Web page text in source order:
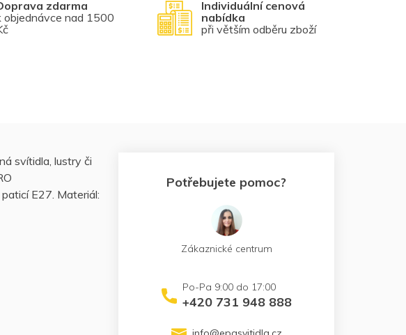
zdarma
objednávce nad 1500
Individuální cenová
nabídka
při větším odběru zboží
svítidla, lustry či
E27. Materiál:
Potřebujete pomoc?
Zákaznické centrum
+420 731 948 888